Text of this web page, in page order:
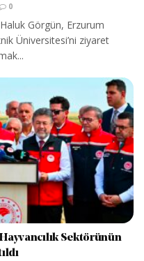
0
Görgün, Erzurum
Üniversitesi’ni ziyaret
Sektörünün